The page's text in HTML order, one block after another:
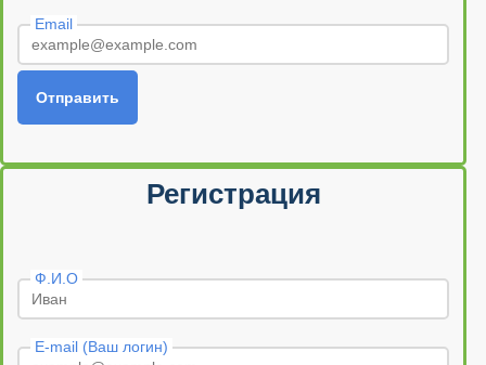
Email
Отправить
Регистрация
Ф.И.О
E-mail (Ваш логин)